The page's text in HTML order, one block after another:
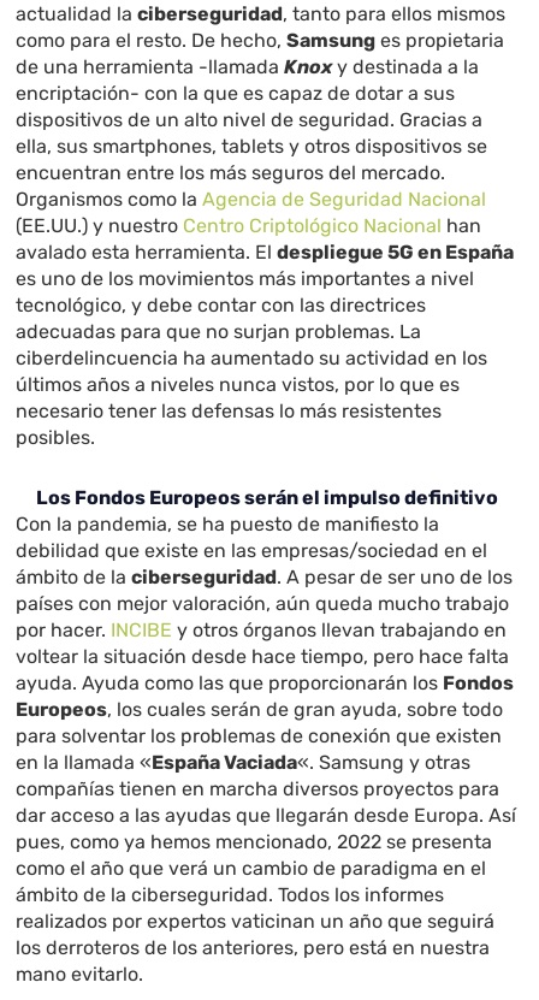
actualidad laciberseguridad, tanto para ellos mismos
como para el resto. De hecho,Samsung es propietaria
de una herramienta -llamadaKnox y destinada a la
encriptación- con la que es capaz de dotar a sus
dispositivos de un alto nivel de seguridad. Gracias a
ella, sus smartphones, tablets y otros dispositivos se
encuentran entre los más seguros del mercado.
Organismos como laAgencia de Seguridad Nacional
(EE.UU.) y nuestro Centro Criptológico Nacional han
avalado esta herramienta. Eldespliegue 5G en España
es uno de los movimientos más importantes a nivel
tecnológico, y debe contar con las directrices
adecuadas para que no surjan problemas. La
ciberdelincuencia ha aumentado su actividad en los
últimos años a niveles nunca vistos, por lo que es
necesario tener las defensas lo más resistentes
posibles.
Los Fondos Europeos serán el impulso definitivo
Con la pandemia, se ha puesto de manifiesto la
debilidad que existe en las empresas/sociedad en el
ámbito de laciberseguridad. A pesar de ser uno de los
países con mejor valoración, aún queda mucho trabajo
por hacer. INCIBE y otros órganos llevan trabajando en
voltear la situación desde hace tiempo, pero hace falta
ayuda. Ayuda como las que proporcionarán los Fondos
Europeos, los cuales serán de gran ayuda, sobre todo
para solventar los problemas de conexión que existen
en la llamada «España Vaciada«. Samsung y otras
compañías tienen en marcha diversos proyectos para
dar acceso a las ayudas que llegarán desde Europa. Así
pues, como ya hemos mencionado, 2022 se presenta
como el año que verá un cambio de paradigma en el
ámbito de la ciberseguridad. Todos los informes
realizados por expertos vaticinan un año que seguirá
los derroteros de los anteriores, pero está en nuestra
mano evitarlo.